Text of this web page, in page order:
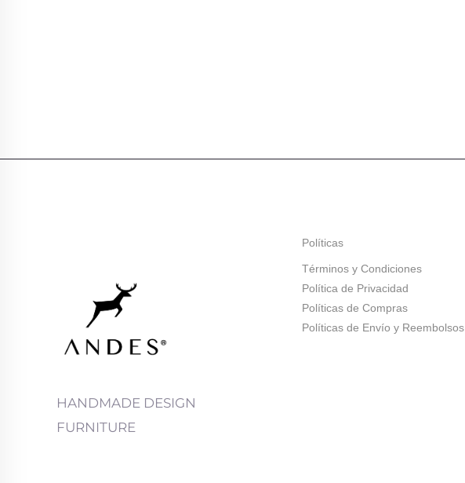
HANDMADE DESIGN
FURNITURE
Políticas
Términos y Condiciones
Política de Privacidad
Políticas de Compras
Políticas de Envío y Reembolsos